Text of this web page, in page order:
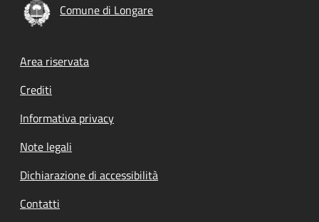
Comune di Longare
Footer menu
Area riservata
Crediti
Informativa privacy
Note legali
Dichiarazione di accessibilità
Contatti